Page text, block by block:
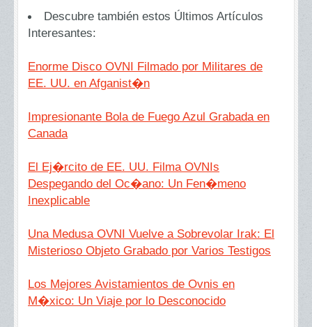
Descubre también estos Últimos Artículos
Interesantes:
Enorme Disco OVNI Filmado por Militares de
EE. UU. en Afganist�n
Impresionante Bola de Fuego Azul Grabada en
Canada
El Ej�rcito de EE. UU. Filma OVNIs
Despegando del Oc�ano: Un Fen�meno
Inexplicable
Una Medusa OVNI Vuelve a Sobrevolar Irak: El
Misterioso Objeto Grabado por Varios Testigos
Los Mejores Avistamientos de Ovnis en
M�xico: Un Viaje por lo Desconocido